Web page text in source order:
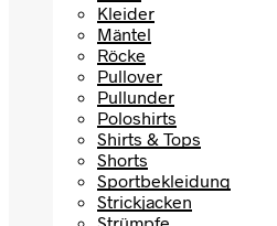
Kleider
Mäntel
Röcke
Pullover
Pullunder
Poloshirts
Shirts & Tops
Shorts
Sportbekleidung
Strickjacken